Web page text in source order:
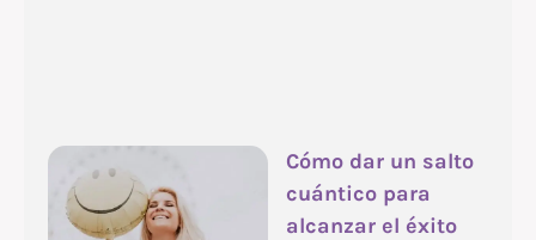
Cómo dar un salto
cuántico para
alcanzar el éxito